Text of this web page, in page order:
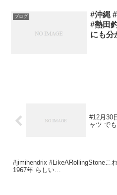
ブログ
#沖縄
#熱田
にも
#12月30
ャツ で
#jimihendrix #LikeARollingStoneこれ
1967年 らしい…